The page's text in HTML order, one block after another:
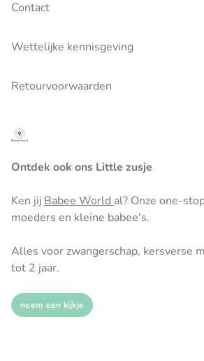
Contact
Wettelijke kennisgeving
Retourvoorwaarden
Ontdek ook ons Little zusje
Ken jij Babee World al? Onze one-
moeders en kleine babee's.
Alles voor zwangerschap, kersverse
tot 2 jaar.
neem een kijkje